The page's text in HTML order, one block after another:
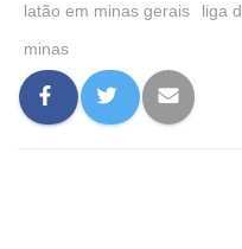
latão em minas gerais
liga
minas